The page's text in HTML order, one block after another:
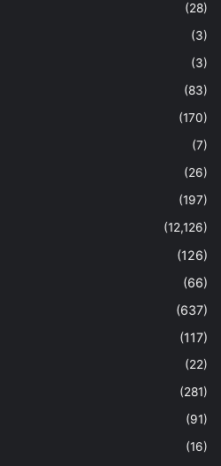
(28)
(3)
(3)
(83)
(170)
(7)
(26)
(197)
(12,126)
(126)
(66)
(637)
(117)
(22)
(281)
(91)
(16)